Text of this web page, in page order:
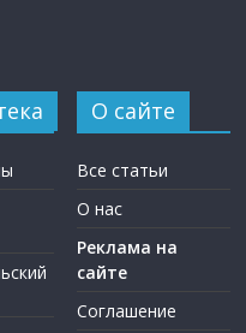
О сайте
Все статьи
О нас
Реклама на
сайте
Соглашение